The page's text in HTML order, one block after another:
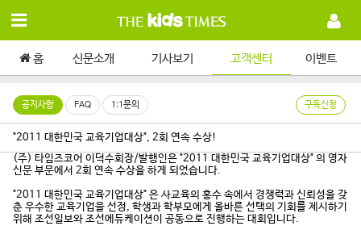
홈 신문소개 기사보기 고객센터 이벤트
공지사항 FAQ 1:1문의 구독신청
"2011 대한민국 교육기업대상", 2회 연속 수상!
(주) 타임즈코어 이덕수회장/발행인은 "2011 대한민국 교육기업대상" 의 영자
신문 부문에서 2회 연속 수상을 하게 되었습니다.
"2011 대한민국 교육기업대상" 은 사교육의 홍수 속에서 경쟁력과 신뢰성을 갖
춘 우수한 교육기업을 선정, 학생과 학부모에게 올바른 선택의 기회를 제시하기
위해 조선일보와 조선에듀케이션이 공동으로 진행하는 대회입니다.